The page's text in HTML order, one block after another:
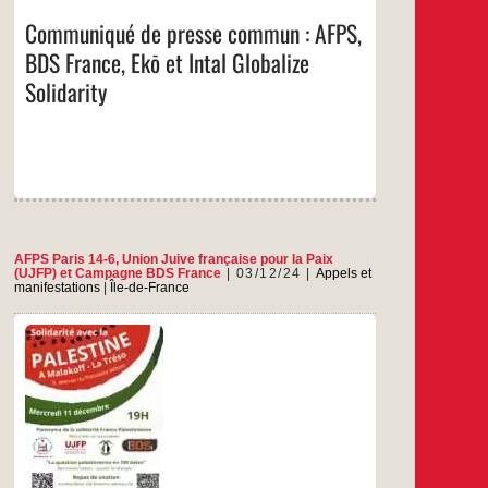
Communiqué de presse commun : AFPS,
BDS France, Ekō et Intal Globalize
Solidarity
BDS
Ekō
et
AFPS Paris 14-6,Union Juive française pour la Paix
(UJFP) etCampagne BDS France 03/12/24
Appels et
manifestations
Île-de-France
Mercredi 11 décembre à 19hLa Tréso8, avenue